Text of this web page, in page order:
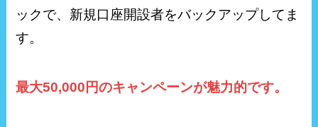
ックで、新規口座開設者をバックアップしてま
す。
最大50,000円のキャンペーンが魅力的です。